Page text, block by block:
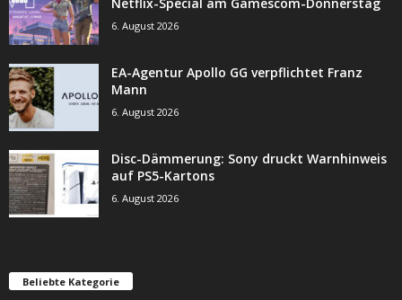
6. August 2026
EA-Agentur Apollo GG verpflichtet Franz
Mann
6. August 2026
Disc-Dämmerung: Sony druckt Warnhinweis
auf PS5-Kartons
6. August 2026
Beliebte Kategorie